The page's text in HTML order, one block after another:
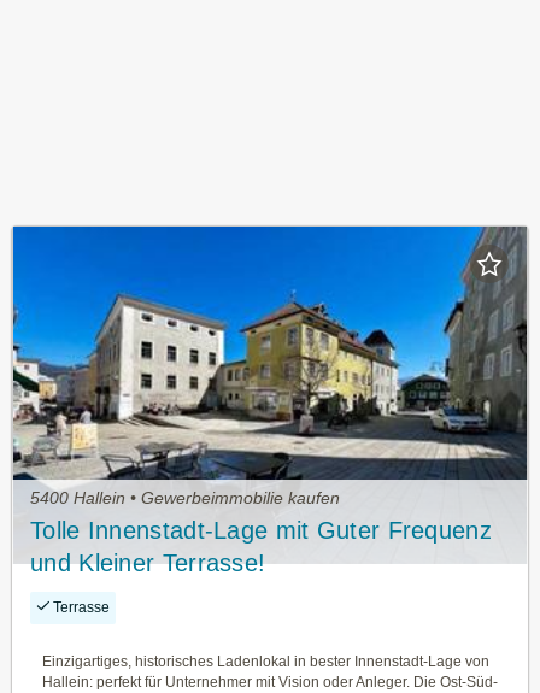
5400 Hallein • Gewerbeimmobilie kaufen
Tolle Innenstadt-Lage mit Guter Frequenz
und Kleiner Terrasse!
Terrasse
Einzigartiges, historisches Ladenlokal in bester Innenstadt-Lage von
Hallein: perfekt für Unternehmer mit Vision oder Anleger. Die Ost-Süd-